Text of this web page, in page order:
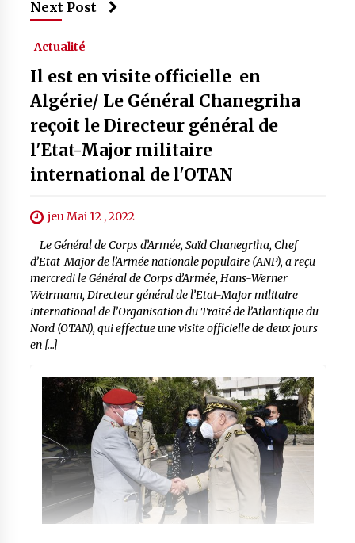
Next Post
Actualité
Il est en visite officielle en
Algérie/ Le Général Chanegriha
reçoit le Directeur général de
l'Etat-Major militaire
international de l'OTAN
jeu Mai 12 , 2022
Le Général de Corps d’Armée, Saïd Chanegriha, Chef
d’Etat-Major de l’Armée nationale populaire (ANP), a reçu
mercredi le Général de Corps d’Armée, Hans-Werner
Weirmann, Directeur général de l’Etat-Major militaire
international de l’Organisation du Traité de l’Atlantique du
Nord (OTAN), qui effectue une visite officielle de deux jours
en […]